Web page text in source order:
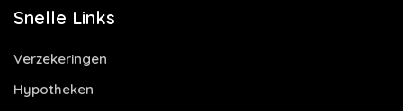
Snelle Links
Verzekeringen
Hypotheken